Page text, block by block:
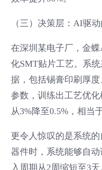
（三）决策层：AI驱
在深圳某电子厂，金
化SMT贴片工艺。系
据，包括锡膏印刷厚
参数，训练出工艺优
从3%降至0.5%，相当
更令人惊叹的是系统
器件时，系统能够自
入周期从2周缩短至3